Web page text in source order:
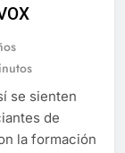
se sienten
de
la formación